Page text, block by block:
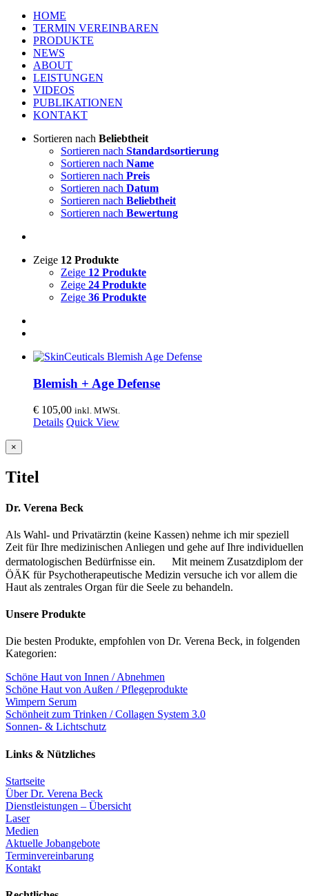
HOME
TERMIN VEREINBAREN
PRODUKTE
NEWS
ABOUT
LEISTUNGEN
VIDEOS
PUBLIKATIONEN
KONTAKT
Sortieren nach Beliebtheit
Sortieren nach Standardsortierung
Sortieren nach Name
Sortieren nach Preis
Sortieren nach Datum
Sortieren nach Beliebtheit
Sortieren nach Bewertung
Zeige 12 Produkte
Zeige 12 Produkte
Zeige 24 Produkte
Zeige 36 Produkte
Blemish + Age Defense
€ 105,00 inkl. MWSt.
Details Quick View
Close
product
view
×
Titel
Dr. Verena Beck
Als Wahl- und Privatärztin (keine Kassen) nehme ich mir speziell
Zeit für Ihre medizinischen Anliegen und gehe auf Ihre individuellen
dermatologischen Bedürfnisse ein. Mit meinem Zusatzdiplom der
ÖÄK für Psychotherapeutische Medizin versuche ich vor allem die
Haut als zentrales Organ für die Seele zu behandeln.
Unsere Produkte
Die besten Produkte, empfohlen von Dr. Verena Beck, in folgenden
Kategorien:
Schöne Haut von Innen / Abnehmen
Schöne Haut von Außen / Pflegeprodukte
Wimpern Serum
Schönheit zum Trinken / Collagen System 3.0
Sonnen- & Lichtschutz
Links & Nützliches
Startseite
Über Dr. Verena Beck
Dienstleistungen – Übersicht
Laser
Medien
Aktuelle Jobangebote
Terminvereinbarung
Kontakt